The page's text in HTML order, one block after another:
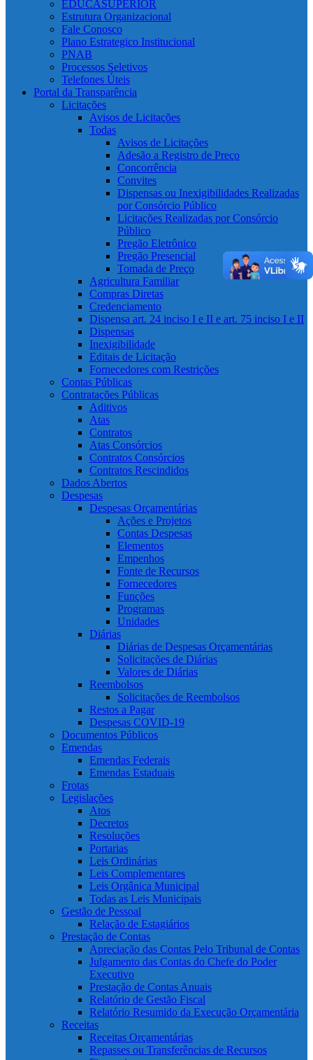
EDUCASUPERIOR
Estrutura Organizacional
Fale Conosco
Plano Estrategico Institucional
PNAB
Processos Seletivos
Telefones Úteis
Portal da Transparência
Licitações
Avisos de Licitações
Todas
Avisos de Licitações
Adesão a Registro de Preço
Concorrência
Convites
Dispensas ou Inexigibilidades Realizadas
por Consórcio Público
Licitações Realizadas por Consórcio
Público
Pregão Eletrônico
Pregão Presencial
Tomada de Preço
Agricultura Familiar
Compras Diretas
Credenciamento
Dispensa art. 24 inciso I e II e art. 75 inciso I e II
Dispensas
Inexigibilidade
Editais de Licitação
Fornecedores com Restrições
Contas Públicas
Contratações Públicas
Aditivos
Atas
Contratos
Atas Consórcios
Contratos Consórcios
Contratos Rescindidos
Dados Abertos
Despesas
Despesas Orçamentárias
Ações e Projetos
Contas Despesas
Elementos
Empenhos
Fonte de Recursos
Fornecedores
Funções
Programas
Unidades
Diárias
Diárias de Despesas Orçamentárias
Solicitações de Diárias
Valores de Diárias
Reembolsos
Solicitações de Reembolsos
Restos a Pagar
Despesas COVID-19
Documentos Públicos
Emendas
Emendas Federais
Emendas Estaduais
Frotas
Legislações
Atos
Decretos
Resoluções
Portarias
Leis Ordinárias
Leis Complementares
Leis Orgânica Municipal
Todas as Leis Municipais
Gestão de Pessoal
Relação de Estagiários
Prestação de Contas
Apreciação das Contas Pelo Tribunal de Contas
Julgamento das Contas do Chefe do Poder
Executivo
Prestação de Contas Anuais
Relatório de Gestão Fiscal
Relatório Resumido da Execução Orçamentária
Receitas
Receitas Orçamentárias
Repasses ou Transferências de Recursos